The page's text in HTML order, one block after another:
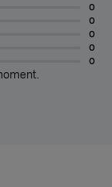
0
0
0
0
0